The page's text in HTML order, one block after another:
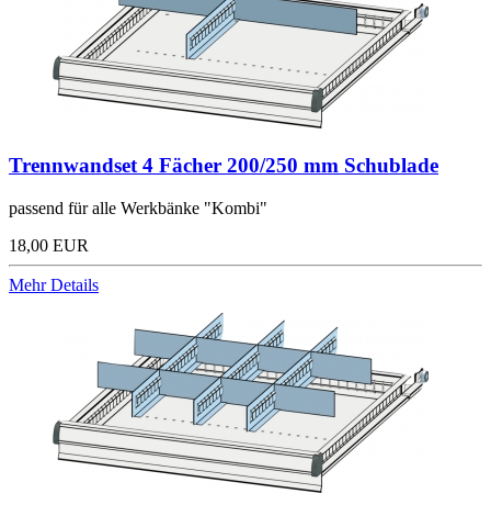
Trennwandset 4 Fächer 200/250 mm Schublade
passend für alle Werkbänke "Kombi"
18,00 EUR
Mehr Details